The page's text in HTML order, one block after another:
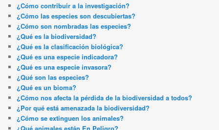
¿Cómo contribuir a la investigación?
¿Cómo las especies son descubiertas?
¿Cómo son nombradas las especies?
¿Qué es la biodiversidad?
¿Qué es la clasificación biológica?
¿Qué es una especie indicadora?
¿Qué es una especie invasora?
¿Qué son las especies?
¿Qué es un bioma?
¿Cómo nos afecta la pérdida de la biodiversidad a todos?
¿Por qué está amenazada la biodiversidad?
¿Cómo se extinguen los animales?
¿Qué animales están En Peligro?